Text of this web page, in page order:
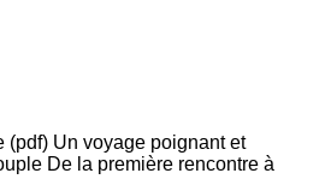
(pdf) Un voyage poignant et
De la première rencontre à